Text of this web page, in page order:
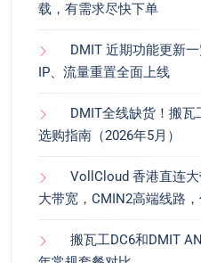
载，有需求尽快下单
DMIT 近期功能更新
IP、流量重置全面上线
DMIT全线缺货！搬瓦
选购指南（2026年5月）
VollCloud 香港直连
大带宽，CMIN2高端线路
搬瓦工DC6和DMIT